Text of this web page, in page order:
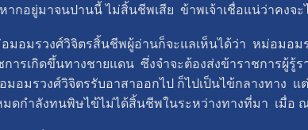
กอยู่มาจนปานนี้ ไม่สิ้นชีพเสีย ข้าพเจ้าเชื่อแน่ว่าคงจ
มรวงศ์วิจิตรสิ้นชีพผู้อ่านก็จะแลเห็นได้ว่า หม่อมอม
รเกิดขึ้นทางชายแดน ซึ่งจำจะต้องส่งข้าราชการผู้รู้ร
มอมรวงศ์วิจิตรรับอาสาออกไป ก็ไปเป็นไข้กลางทาง
ดกำลังทนพิษไข้ไม่ได้สิ้นชีพในระหว่างทางที่มา เมื่